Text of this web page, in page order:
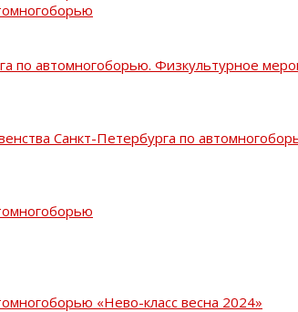
по автомногоборью. Физкультурное
Санкт-Петербурга по
«Нево-класс весна 2024»